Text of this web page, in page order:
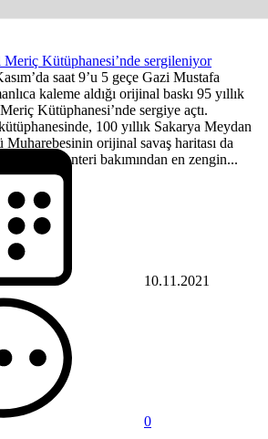
Meriç Kütüphanesi’nde sergileniyor
saat 9’u 5 geçe Gazi Mustafa
kaleme aldığı orijinal baskı 95 yıllık
Kütüphanesi’nde sergiye açtı.
100 yıllık Sakarya Meydan
orijinal savaş haritası da
kitap envanteri bakımından en zengin...
10.11.2021
0